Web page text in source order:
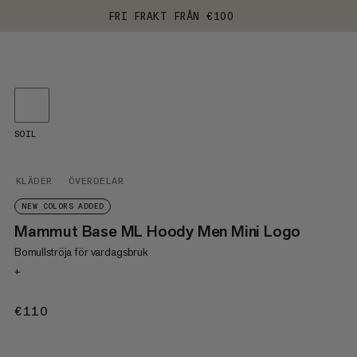
FRI FRAKT FRÅN €100
KLÄDER ÖVERDELAR
NEW COLORS ADDED
Mammut Base ML Hoody Men Mini Logo
Bomullströja för vardagsbruk
+
€110
SOIL